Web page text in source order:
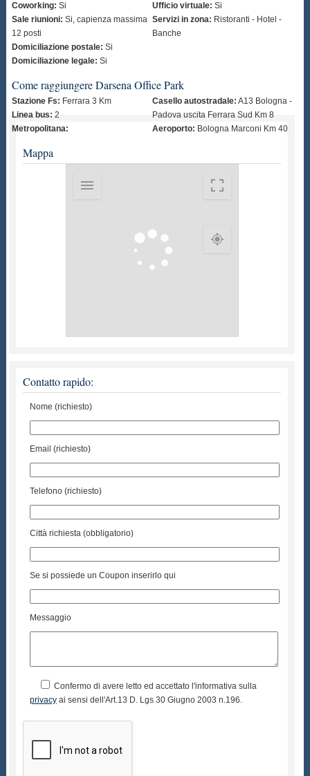
Coworking: Si
Sale riunioni: Si, capienza massima
12 posti
Domiciliazione postale: Si
Domiciliazione legale: Si
Ufficio virtuale: Si
Servizi in zona: Ristoranti - Hotel -
Banche
Come raggiungere Darsena Office Park
Stazione Fs: Ferrara 3 Km
Linea bus: 2
Metropolitana:
Casello autostradale: A13 Bologna -
Padova uscita Ferrara Sud Km 8
Aeroporto: Bologna Marconi Km 40
Mappa
Contatto rapido:
Nome (richiesto)
Email (richiesto)
Telefono (richiesto)
Città richiesta (obbligatorio)
Se si possiede un Coupon inserirlo qui
Messaggio
Confermo di avere letto ed accettato l'informativa sulla
privacy ai sensi dell'Art.13 D. Lgs 30 Giugno 2003 n.196.